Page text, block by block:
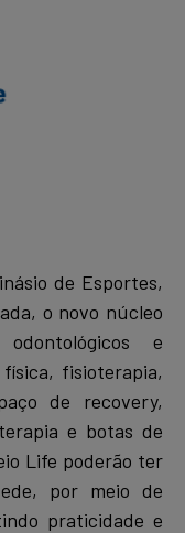
de Esportes,
o novo núcleo
e
fisioterapia,
de recovery,
e botas de
Life poderão ter
por meio de
praticidade e